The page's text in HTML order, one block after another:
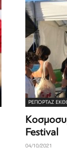
ΡΕΠΟΡΤΆΖ
Festival
04/10/2021